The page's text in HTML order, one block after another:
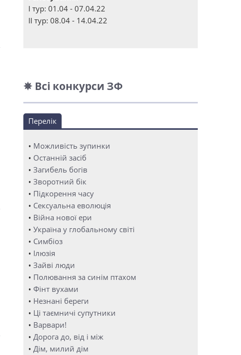
І тур: 01.04 - 07.04.22
ІІ тур: 08.04 - 14.04.22
✵ Всі конкурси ЗФ
Перелік
• Можливість зупинки
• Останній засіб
• Загибель богів
• Зворотний бік
• Підкорення часу
• Сексуальна еволюція
• Війна нової ери
• Україна у глобальному світі
• Симбіоз
• Ілюзія
• Зайві люди
• Полювання за синім птахом
• Фінт вухами
• Незнані береги
• Ці таємничі супутники
• Варвари!
• Дорога до, від і між
• Дім, милий дім